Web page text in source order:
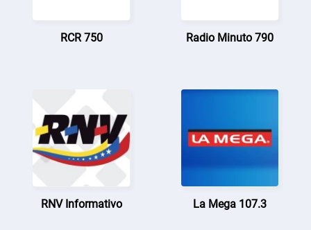
RCR 750 Radio Minuto 790
RNV Informativo La Mega 107.3